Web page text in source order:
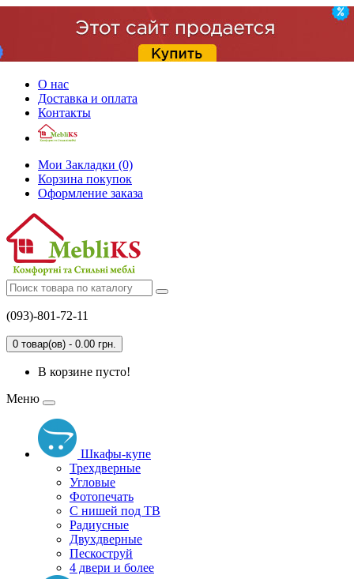
О нас
Доставка и оплата
Контакты
Мои Закладки (0)
Корзина покупок
Оформление заказа
(093)-801-72-11
0 товар(ов) - 0.00 грн.
В корзине пусто!
Меню
Шкафы-купе
Трехдверные
Угловые
Фотопечать
С нишей под ТВ
Радиусные
Двухдверные
Пескоструй
4 двери и более